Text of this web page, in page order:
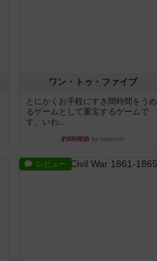
ワン・トゥ・ファイブ
とにかくお手軽にすき間時間をうめ
るゲームとして重宝するゲームで
す。いわ...
約8時間前 by nabekoh
レビュー